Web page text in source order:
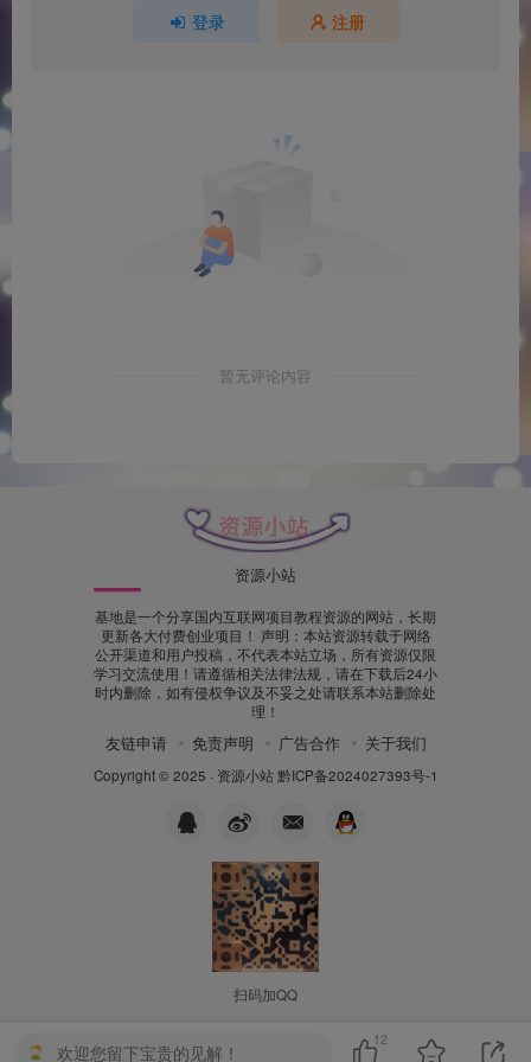
登录 注册
暂无评论内容
资源小站
基地是一个分享国内互联网项目教程资源的网站，长期
更新各大付费创业项目！ 声明：本站资源转载于网络
公开渠道和用户投稿，不代表本站立场，所有资源仅限
学习交流使用！请遵循相关法律法规，请在下载后24小
时内删除，如有侵权争议及不妥之处请联系本站删除处
理！
友链申请 免责声明 广告合作 关于我们
Copyright © 2025 · 资源小站 黔ICP备2024027393号-1
扫码加QQ
欢迎您留下宝贵的见解！
12